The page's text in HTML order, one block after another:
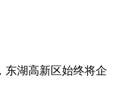
东湖高新区始终将企